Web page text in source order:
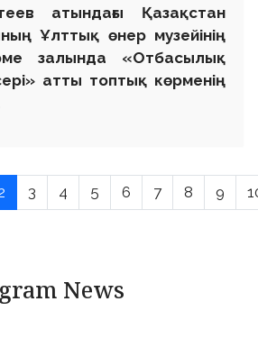
атындағы Қазақстан
Ұлттық өнер музейінің
залында «Отбасылық
атты топтық көрменің
3 4 5 6 7 8 9
News